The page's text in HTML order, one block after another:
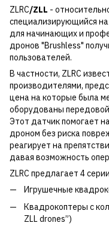
ZLRC/ZLL -
специализирующийся
для начинающих и
дронов "Brushless"
пользователей.
В частности, ZLRC
производителями,
цена на которые была
оборудованы
Этот датчик помогает
дроном без риска
реагирует на
давая возможность
ZLRC предлагает 4
Игрушечные
Квадрокоптеры с
ZLL drones”)